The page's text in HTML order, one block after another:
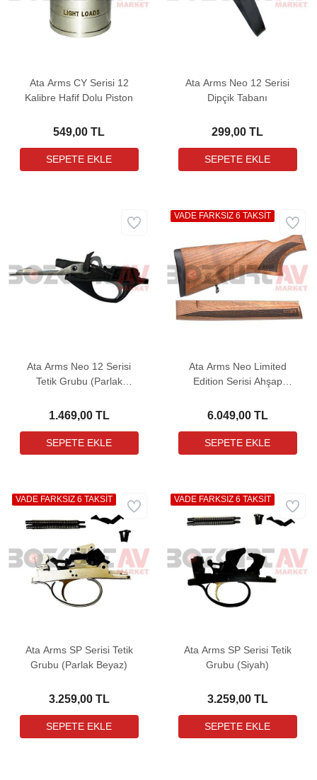
Ata Arms CY Serisi 12
Kalibre Hafif Dolu Piston
549,00 TL
Ata Arms Neo 12 Serisi
Dipçik Tabanı
299,00 TL
Ata Arms Neo 12 Serisi
Tetik Grubu (Parlak
1.469,00 TL
Ata Arms Neo Limited
Edition Serisi Ahşap
6.049,00 TL
VADE FARKSIZ 6 TAKSİT
Ata Arms SP Serisi Tetik
Grubu (Parlak Beyaz)
3.259,00 TL
VADE FARKSIZ 6 TAKSİT
Ata Arms SP Serisi Tetik
Grubu (Siyah)
3.259,00 TL
VADE FARKSIZ 6 TAKSİT